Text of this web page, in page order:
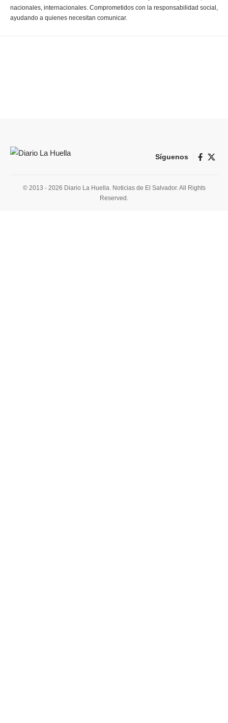
nacionales, internacionales. Comprometidos con la responsabilidad social,
ayudando a quienes necesitan comunicar.
Síguenos
© 2013 - 2026 Diario La Huella. Noticias de El Salvador. All Rights
Reserved.